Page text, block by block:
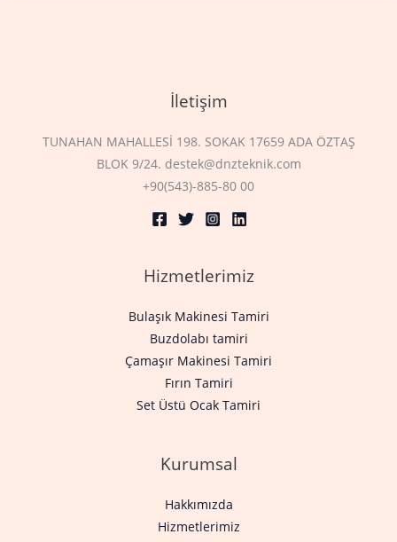
İletişim
TUNAHAN MAHALLESİ 198. SOKAK 17659 ADA ÖZTAŞ
BLOK 9/24. destek@dnzteknik.com
+90(543)-885-80 00
Hizmetlerimiz
Bulaşık Makinesi Tamiri
Buzdolabı tamiri
Çamaşır Makinesi Tamiri
Fırın Tamiri
Set Üstü Ocak Tamiri
Kurumsal
Hakkımızda
Hizmetlerimiz